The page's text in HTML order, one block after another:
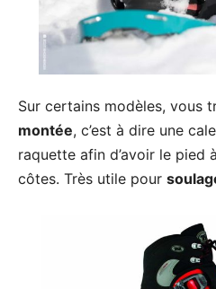
Sur certains modèles, vous
montée, c’est à dire une
raquette afin d’avoir le pied
côtes. Très utile pour